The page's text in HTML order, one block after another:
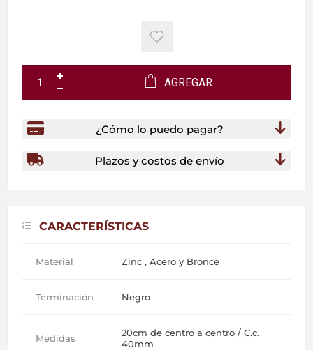
AGREGAR
¿Cómo lo puedo pagar?
Plazos y costos de envío
CARACTERÍSTICAS
Material Zinc , Acero y Bronce
Terminación Negro
Medidas
20cm de centro a centro / C.c.
40mm